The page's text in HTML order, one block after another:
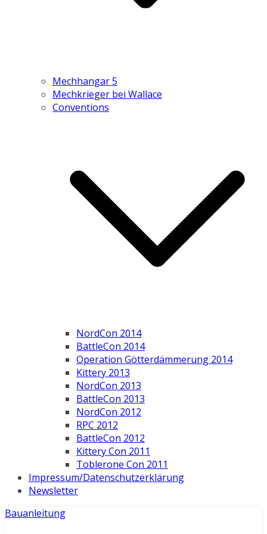
Mechhangar 5
Mechkrieger bei Wallace
Conventions
NordCon 2014
BattleCon 2014
Operation Götterdämmerung 2014
Kittery 2013
NordCon 2013
BattleCon 2013
NordCon 2012
RPC 2012
BattleCon 2012
Kittery Con 2011
Toblerone Con 2011
Impressum/Datenschutzerklärung
Newsletter
Bauanleitung